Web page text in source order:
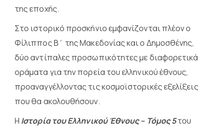
της εποχής.
Στο ιστορικό προσκήνιο εμφανίζονται πλέον ο
Φίλιππος Β΄ της Μακεδονίας και ο Δημοσθένης,
δύο αντίπαλες προσωπικότητες με διαφορετικά
οράματα για την πορεία του ελληνικού έθνους,
προαναγγέλλοντας τις κοσμοϊστορικές εξελίξεις
που θα ακολουθήσουν.
Η Ιστορία του Ελληνικού Έθνους – Τόμος 5του